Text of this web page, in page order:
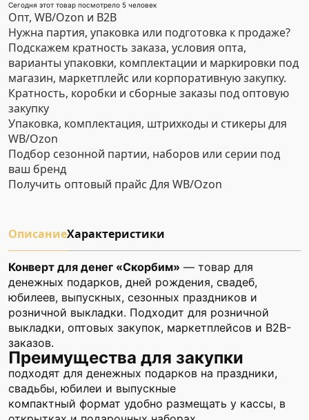
Сегодня этот товар посмотрело 5 человек
Опт, WB/Ozon и B2B
Нужна партия, упаковка или подготовка к продаже?
Подскажем кратность заказа, условия опта,
варианты упаковки, комплектации и маркировки под
магазин, маркетплейс или корпоративную закупку.
Кратность, коробки и сборные заказы под оптовую
закупку
Упаковка, комплектация, штрихкоды и стикеры для
WB/Ozon
Подбор сезонной партии, наборов или серии под
ваш бренд
Получить оптовый прайс Для WB/Ozon
ОписаниеХарактеристики
Конверт для денег «Скорбим» — товар для
денежных подарков, дней рождения, свадеб,
юбилеев, выпускных, сезонных праздников и
розничной выкладки. Подходит для розничной
выкладки, оптовых закупок, маркетплейсов и B2B-
заказов.
Преимущества для закупки
подходят для денежных подарков на праздники,
свадьбы, юбилеи и выпускные
компактный формат удобно размещать у кассы, в